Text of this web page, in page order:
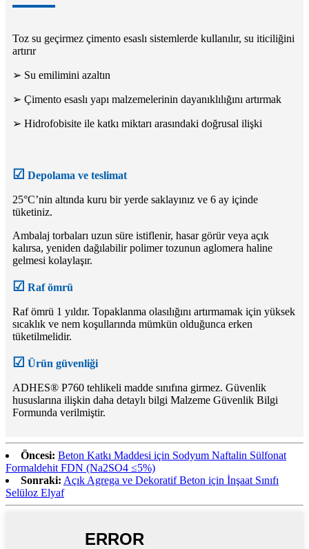
Toz su geçirmez çimento esaslı sistemlerde kullanılır, su iticiliğini
artırır
➢ Su emilimini azaltın
➢ Çimento esaslı yapı malzemelerinin dayanıklılığını artırmak
➢ Hidrofobisite ile katkı miktarı arasındaki doğrusal ilişki
☑ Depolama ve teslimat
25°C’nin altında kuru bir yerde saklayınız ve 6 ay içinde
tüketiniz.
Ambalaj torbaları uzun süre istiflenir, hasar görür veya açık
kalırsa, yeniden dağılabilir polimer tozunun aglomera haline
gelmesi kolaylaşır.
☑ Raf ömrü
Raf ömrü 1 yıldır. Topaklanma olasılığını artırmamak için yüksek
sıcaklık ve nem koşullarında mümkün olduğunca erken
tüketilmelidir.
☑ Ürün güvenliği
ADHES® P760 tehlikeli madde sınıfına girmez. Güvenlik
hususlarına ilişkin daha detaylı bilgi Malzeme Güvenlik Bilgi
Formunda verilmiştir.
Öncesi: Beton Katkı Maddesi için Sodyum Naftalin Sülfonat
Formaldehit FDN (Na2SO4 ≤5%)
Sonraki: Açık Agrega ve Dekoratif Beton için İnşaat Sınıfı
Selüloz Elyaf